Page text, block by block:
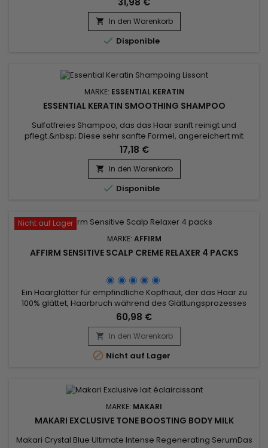
die Haut vor UVA- und UVB-Strahlung, der Teint ist
ebenmäßig und natürlich strahlend. &nbsp;Makari Naturalle
Carotonic Lightening Body Milk enthält klärende...
 In den Warenkorb
 Disponible
MARKE: ESSENTIAL KERATIN
ESSENTIAL KERATIN SMOOTHING SHAMPOO
Sulfatfreies Shampoo, das das Haar sanft reinigt und
pflegt.&nbsp; Diese sehr sanfte Formel, angereichert mit
Keratin und Seidenproteinen, revitalisiert, spendet
Feuchtigkeit und entwirrt das Haar.&nbsp; Essential Keratin
glättendes Shampoo hinterlässt Ihr Haar unglaublich
glänzend und seidig.&nbsp; Ideal zur Verlängerung der
brasilianischen Glättung...
17,18 €
 In den Warenkorb
 Disponible
Nicht auf Lager
MARKE: AFFIRM
AFFIRM SENSITIVE SCALP CREME RELAXER 4 PACKS
Ein Haarglätter für empfindliche Kopfhaut, der das Haar zu
100% glättet, Haarbruch während des Glättungsprozesses
reduziert, für Steifheit sorgt und Feuchtigkeit spendet.&nbsp;
Avlon Affirm Sensitive Scalp Creme Relaxer ist ein Haarglätter,
der mit Argan- und Pequiöl hergestellt wird.&nbsp; Er sorgt
für eine perfekte Glättung und erhält bis zu 76 % der...
60,98 €
 In den Warenkorb
 Nicht auf Lager
MARKE: MAKARI
MAKARI EXCLUSIVE TONE BOOSTING BODY MILK
Makari Crystal Blue Ultimate Intense Regenerating SerumDas